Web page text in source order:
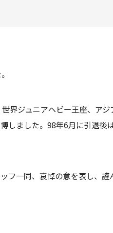
界ジュニアヘビー王座、ア
しました。98年6月に引退
一同、哀悼の意を表し、謹